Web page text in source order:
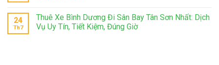
24
Th7
Thuê Xe Bình Dương Đi Sân Bay Tân Sơn Nhất: Dịch
Vụ Uy Tín, Tiết Kiệm, Đúng Giờ